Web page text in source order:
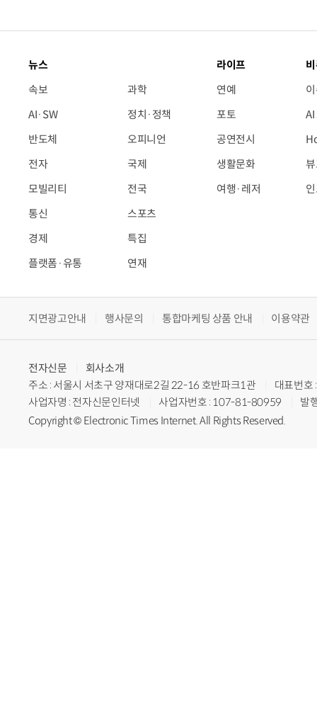
뉴스
속보
AI·SW
반도체
전자
모빌리티
통신
경제
플랫폼·유통
과학
정치·정책
오피니언
국제
전국
스포츠
특집
연재
라이프
연예
포토
공연전시
생활문화
여행·레저
지면광고안내 행사문의 통합마케팅 상품 안내 이용약관
전자신문
회사소개
주소 : 서울시 서초구 양재대로2길 22-16 호반파크1관
대표번
사업자명 : 전자신문인터넷
사업자번호 : 107-81-80959
발
Copyright © Electronic Times Internet. All Rights Reserved.